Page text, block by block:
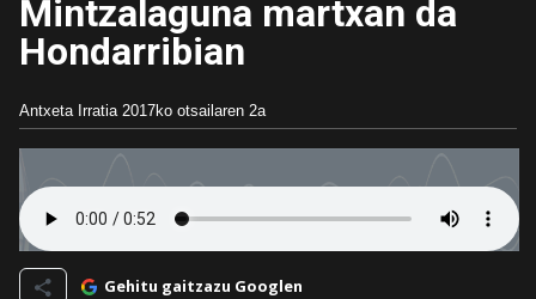
Mintzalaguna martxan da
Hondarribian
Antxeta Irratia 2017ko otsailaren 2a
Gehitu gaitzazu Googlen